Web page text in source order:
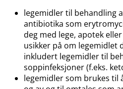
legemidler til behandling
antibiotika som
deg med lege, apotek
usikker på om legemidlet
inkludert legemidler til
soppinfeksjoner (f.eks.
legemidler som brukes